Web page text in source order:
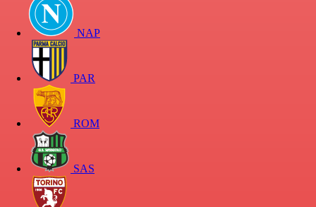
NAP
PAR
ROM
SAS